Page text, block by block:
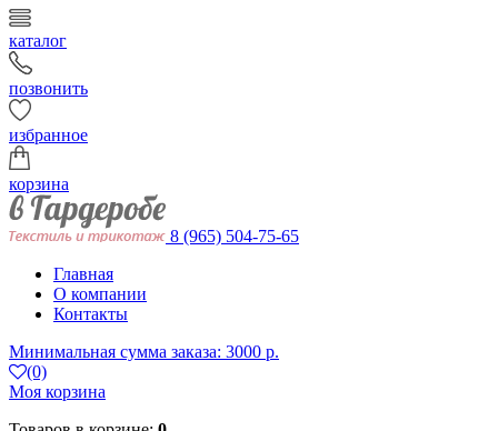
каталог
позвонить
избранное
корзина
8 (965) 504-75-65
Главная
О компании
Контакты
Минимальная сумма заказа: 3000 р.
(0)
Моя корзина